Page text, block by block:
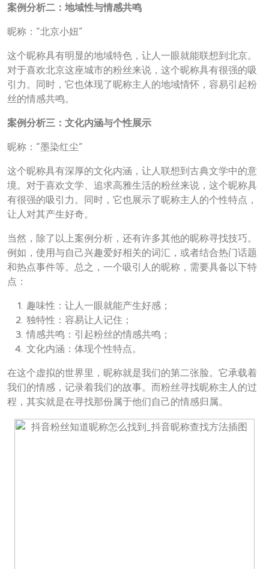
案例分析二：地域性与情感共鸣
昵称：“北京小妞”
这个昵称具有明显的地域特色，让人一眼就能联想到北京。
对于喜欢北京这座城市的粉丝来说，这个昵称具有很强的吸
引力。同时，它也体现了昵称主人的地域情怀，容易引起粉
丝的情感共鸣。
案例分析三：文化内涵与个性展示
昵称：“墨染红尘”
这个昵称具有深厚的文化内涵，让人联想到古典文学中的意
境。对于喜欢文学、追求高雅生活的粉丝来说，这个昵称具
有很强的吸引力。同时，它也展示了昵称主人的个性特点，
让人对其产生好奇。
当然，除了以上案例分析，还有许多其他的昵称寻找技巧。
例如，使用与自己兴趣爱好相关的词汇，或者结合热门话题
和热点事件等。总之，一个吸引人的昵称，需要具备以下特
点：
趣味性：让人一眼就能产生好感；
独特性：容易让人记住；
情感共鸣：引起粉丝的情感共鸣；
文化内涵：体现个性特点。
在这个虚拟的世界里，昵称就是我们的第二张脸。它承载着
我们的情感，记录着我们的故事。而粉丝寻找昵称主人的过
程，其实就是在寻找那份属于他们自己的情感归属。